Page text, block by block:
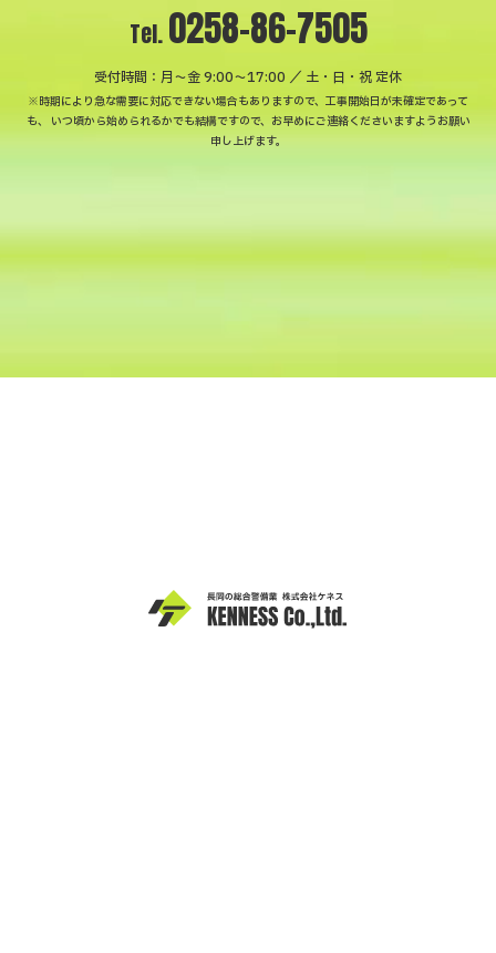
Tel.0258-86-7505
受付時間：月〜金 9:00～17:00 ／ 土・日・祝 定休
※時期により急な需要に対応できない場合もありますので、工事開始日が未確定であって
も、
いつ頃から始められるかでも結構ですので、お早めにご連絡くださいますようお願い
申し上げます。